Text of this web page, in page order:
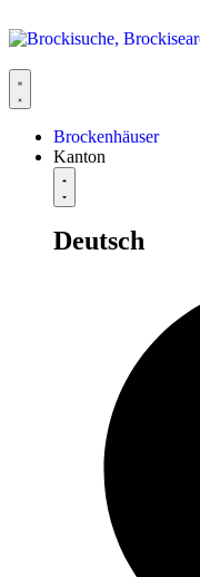
Brockenhäuser
Kanton
Deutsch